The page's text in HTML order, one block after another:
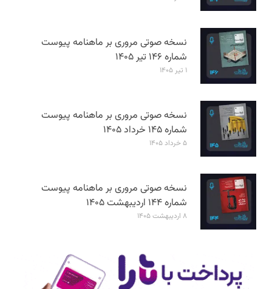
نسخه صوتی مروری بر ماهنامه پیوست
شماره ۱۴۶ تیر ۱۴۰۵
۱ تیر ۱۴۰۵
نسخه صوتی مروری بر ماهنامه پیوست
شماره ۱۴۵ خرداد ۱۴۰۵
۵ خرداد ۱۴۰۵
نسخه صوتی مروری بر ماهنامه پیوست
شماره ۱۴۴ اردیبهشت ۱۴۰۵
۸ اردیبهشت ۱۴۰۵